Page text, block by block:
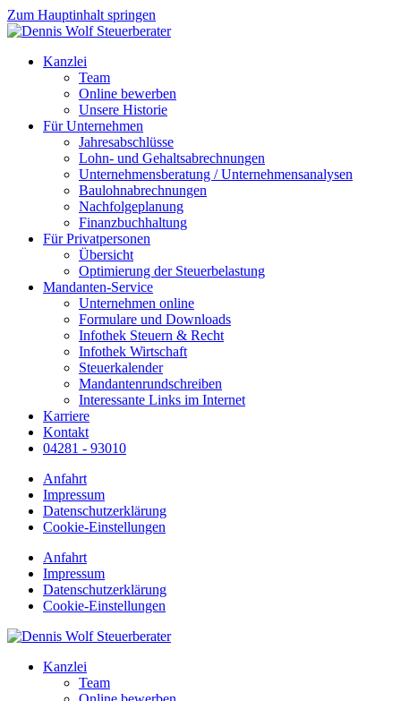
Zum Hauptinhalt springen
Kanzlei
Team
Online bewerben
Unsere Historie
Für Unternehmen
Jahresabschlüsse
Lohn- und Gehaltsabrechnungen
Unternehmensberatung / Unternehmensanalysen
Baulohnabrechnungen
Nachfolgeplanung
Finanzbuchhaltung
Für Privatpersonen
Übersicht
Optimierung der Steuerbelastung
Mandanten-Service
Unternehmen online
Formulare und Downloads
Infothek Steuern & Recht
Infothek Wirtschaft
Steuerkalender
Mandantenrundschreiben
Interessante Links im Internet
Karriere
Kontakt
04281 - 93010
Anfahrt
Impressum
Datenschutzerklärung
Cookie-Einstellungen
Anfahrt
Impressum
Datenschutzerklärung
Cookie-Einstellungen
Kanzlei
Team